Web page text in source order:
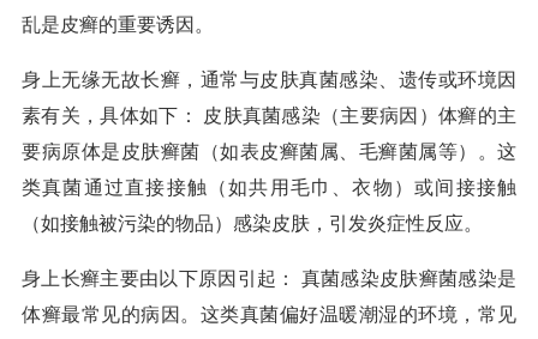
乱是皮癣的重要诱因。
身上无缘无故长癣，通常与皮肤真菌感染、遗传或环境因
素有关，具体如下： 皮肤真菌感染（主要病因）体癣的主
要病原体是皮肤癣菌（如表皮癣菌属、毛癣菌属等）。这
类真菌通过直接接触（如共用毛巾、衣物）或间接接触
（如接触被污染的物品）感染皮肤，引发炎症性反应。
身上长癣主要由以下原因引起： 真菌感染皮肤癣菌感染是
体癣最常见的病因。这类真菌偏好温暖潮湿的环境，常见